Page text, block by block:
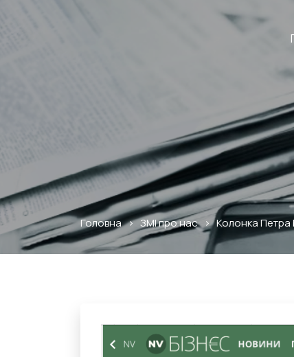
Головна>ЗМІ про нас>Колонка Петра